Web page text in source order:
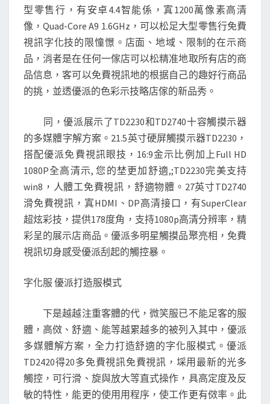
型零售行，有安卓4.4智能係，寘1200萬像素高清
像，Quad-Core A9 1.6GHz，可以松足大型零售行免費
視訊字化技的限憧憬。店面、地域、限制的在示商
品，消者是在任何一傢店可以松精准地取所有店的商
品信息，客可以免費視訊地的根据自己的趣好行商品
的挑，並透優派的色彩示技略店傢的新品秀。
同，優派展示了TD2230和TD2740十容觸摸示器
的多媒體字解方案。21.5英寸硬屏觸摸示器TD2230，
搭配優派免費視訊眼技，16:9金示比例加上Full HD
1080P全高清示, 您的埜更加舒適,;TD2230完美支持
win8，人體工免費視訊，舒適物體。27英寸TD2740
滑免費視訊，寘HDMI、DP高清接口，有SuperClear
超炫彩技，提供178度角，支持1080p高清分辨率，精
彩呈的展示店商品。優派多明星觸摸品聚亮相，免費
視訊切身感受優派刮起的觸控暴。
字化服 優派打造服模式
下是越越注重客體的代，微笑服已不能足客的服
體，高傚、舒適、能等越累越多的被列入其中，優派
多媒體解方案，全力打造舒適的字化服模式。優派
TD2420得20多免費視訊免費視訊，埰用最新的光多
觸控，可行滑、旋與放大等直式操作，具高定度及反
敏的特性，能更的使用用程序，使工作更有傚率。此